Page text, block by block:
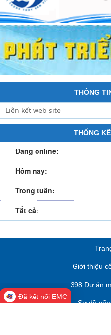
THÔNG
THỐNG
Đang online:
Hôm nay:
Trong tuần:
Tất cả:
Giới thiệu
398 Dự án
Sơ đồ
Đã kết nối EMC